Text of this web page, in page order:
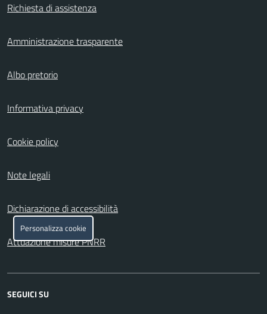
Richiesta di assistenza
Amministrazione trasparente
Albo pretorio
Informativa privacy
Cookie policy
Note legali
Dichiarazione di accessibilità
Attuazione misure PNRR
SEGUICI SU
Personalizza cookie